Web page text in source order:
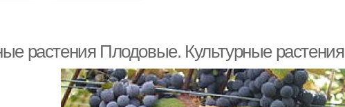
растения Плодовые. Культурные растения